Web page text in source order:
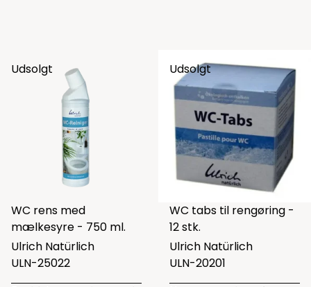
Udsolgt
WC rens med
mælkesyre - 750 ml.
Ulrich Natürlich
ULN-25022
Udsolgt
WC tabs til rengøring -
12 stk.
Ulrich Natürlich
ULN-20201